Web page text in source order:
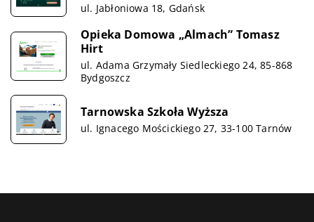
ul. Jabłoniowa 18, Gdańsk
Opieka Domowa „Almach” Tomasz
Hirt
ul. Adama Grzymały Siedleckiego 24, 85-868
Bydgoszcz
Tarnowska Szkoła Wyższa
ul. Ignacego Mościckiego 27, 33-100 Tarnów